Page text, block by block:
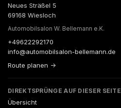
Neues Sträßel 5
69168 Wiesloch
Automobilsalon W. Bellemann e.K.
+49622292170
info@automobilsalon-bellemann.de
Route planen →
DIREKTSPRÜNGE AUF DIESER SEITE
Übersicht